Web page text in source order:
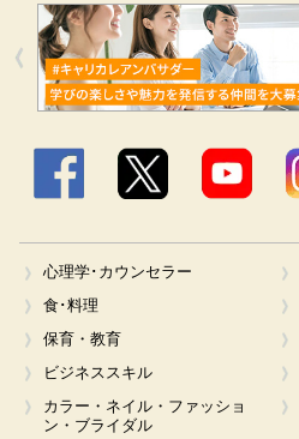
Facebook X
心理学･カウンセラー
食･料理
保育・教育
ビジネススキル
カラー・ネイル・ファッショ
ン・ブライダル